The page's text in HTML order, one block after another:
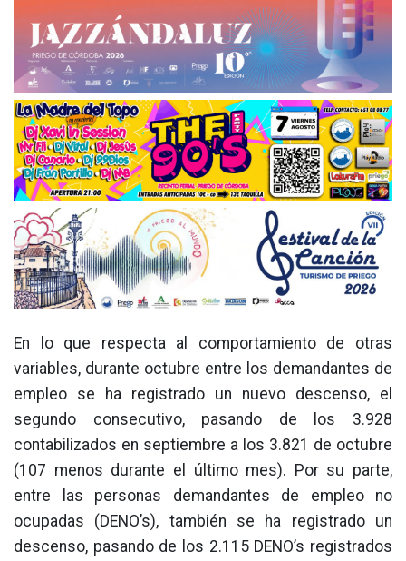
En lo que respecta al comportamiento de otras
variables, durante octubre entre los demandantes de
empleo se ha registrado un nuevo descenso, el
segundo consecutivo, pasando de los 3.928
contabilizados en septiembre a los 3.821 de octubre
(107 menos durante el último mes). Por su parte,
entre las personas demandantes de empleo no
ocupadas (DENO’s), también se ha registrado un
descenso, pasando de los 2.115 DENO’s registrados